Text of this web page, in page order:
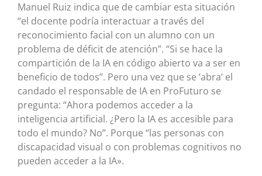
Manuel Ruiz indica que de cambiar esta situación
“el docente podría interactuar a través del
reconocimiento facial con un alumno con un
problema de déficit de atención”. “Si se hace la
compartición de la IA en código abierto va a ser en
beneficio de todos”. Pero una vez que se ‘abra’ el
candado el responsable de IA en ProFuturo se
pregunta: “Ahora podemos acceder a la
inteligencia artificial. ¿Pero la IA es accesible para
todo el mundo? No”. Porque “las personas con
discapacidad visual o con problemas cognitivos no
pueden acceder a la IA».